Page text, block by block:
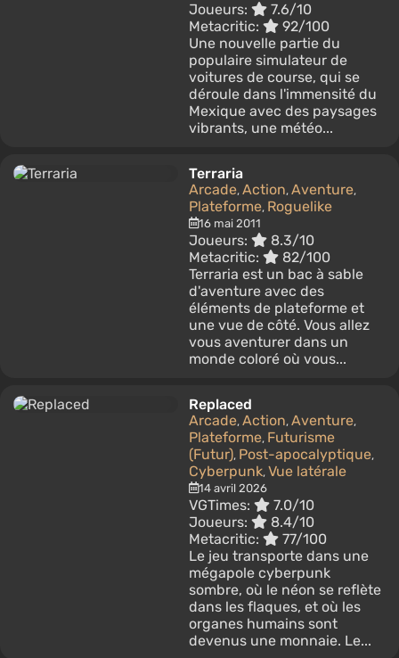
Joueurs:
7.6/10
Metacritic:
92/100
Une nouvelle partie du
populaire simulateur de
voitures de course, qui se
déroule dans l'immensité du
Mexique avec des paysages
vibrants, une météo...
Terraria
Arcade, Action, Aventure,
Plateforme, Roguelike
16 mai 2011
Joueurs:
8.3/10
Metacritic:
82/100
Terraria est un bac à sable
d'aventure avec des
éléments de plateforme et
une vue de côté. Vous allez
vous aventurer dans un
monde coloré où vous...
Replaced
Arcade, Action, Aventure,
Plateforme, Futurisme
(Futur), Post-apocalyptique,
Cyberpunk, Vue latérale
14 avril 2026
VGTimes:
7.0/10
Joueurs:
8.4/10
Metacritic:
77/100
Le jeu transporte dans une
mégapole cyberpunk
sombre, où le néon se reflète
dans les flaques, et où les
organes humains sont
devenus une monnaie. Le...